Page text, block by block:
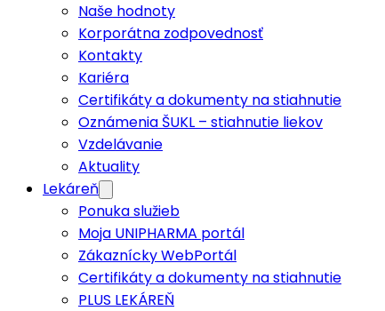
Naše hodnoty
Korporátna zodpovednosť
Kontakty
Kariéra
Certifikáty a dokumenty na stiahnutie
Oznámenia ŠUKL – stiahnutie liekov
Vzdelávanie
Aktuality
Lekáreň
Ponuka služieb
Moja UNIPHARMA portál
Zákaznícky WebPortál
Certifikáty a dokumenty na stiahnutie
PLUS LEKÁREŇ